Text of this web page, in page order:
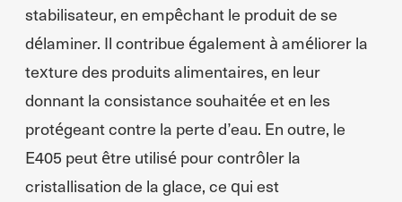
stabilisateur, en empêchant le produit de se
délaminer. Il contribue également à améliorer la
texture des produits alimentaires, en leur
donnant la consistance souhaitée et en les
protégeant contre la perte d’eau. En outre, le
E405 peut être utilisé pour contrôler la
cristallisation de la glace, ce qui est